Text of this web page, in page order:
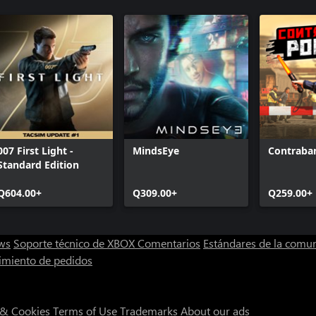
3 - Deluxe Pack
HITMAN
HITMAN
HITMAN
First Light -
Edition
MindsEye
Q309.00+ Q259.00+
Soporte técnico de XBOXComentarios Estándares de la
de pedidos
Cookies Terms of UseTrademarks About our ads